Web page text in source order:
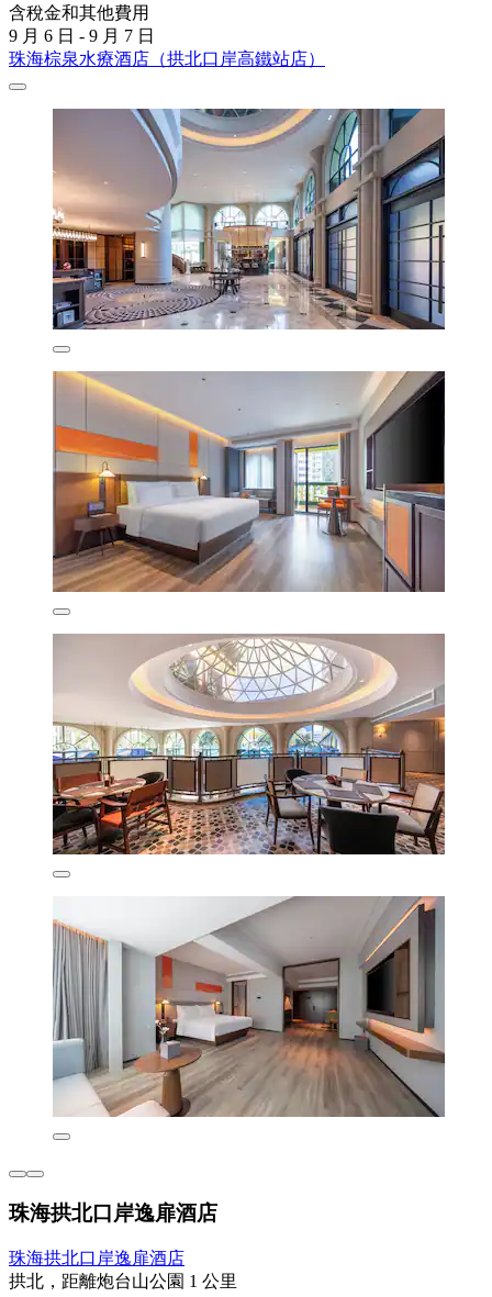
含稅金和其他費用
9 月 6 日 - 9 月 7 日
珠海棕泉水療酒店（拱北口岸高鐵站店）
珠海拱北口岸逸扉酒店
珠海拱北口岸逸扉酒店
拱北，距離炮台山公園 1 公里